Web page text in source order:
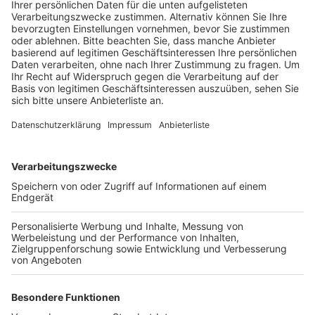
nicht anfahren.
Veröffentlicht:Dienstag, 17.08.2021 18:43
Anzeige
In Erftstadt-Blessem trifft das zum Beispiel die Linie
Stephan-Straße“, „Klaus-Schäfer-Straße“ und
„Blessem Schwarzau“ fallen dadurch weg. Eine
Ersatzhaltestelle gibt es aber direkt vor dem
Kreisverkehr. In Friesheim ersetzt die Haltestelle
"Ackerstraße" die Haltestelle "Talstraße". Auch auf
anderen Linien wie der 979, der 990 und der SB 93
nach Wesseling gibt es Umleitungen.Hier geht es zur
Linien mit viel Verkehr und somit auch mit